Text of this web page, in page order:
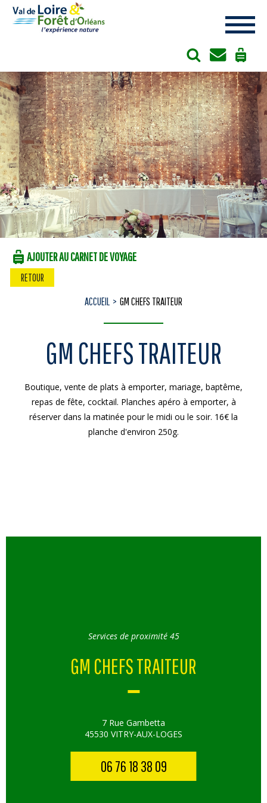
AJOUTER AU CARNET DE VOYAGE
RETOUR
ACCUEIL GM CHEFS TRAITEUR
GM CHEFS TRAITEUR
Boutique, vente de plats à emporter, mariage, baptême,
repas de fête, cocktail. Planches apéro à emporter, à
réserver dans la matinée pour le midi ou le soir. 16€ la
planche d'environ 250g.
Services de proximité 45
GM CHEFS TRAITEUR
7 Rue Gambetta
45530 VITRY-AUX-LOGES
06 76 18 38 09
Cookies management panel